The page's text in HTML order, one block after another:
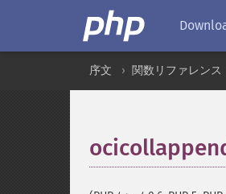
序文 関数リファレンス